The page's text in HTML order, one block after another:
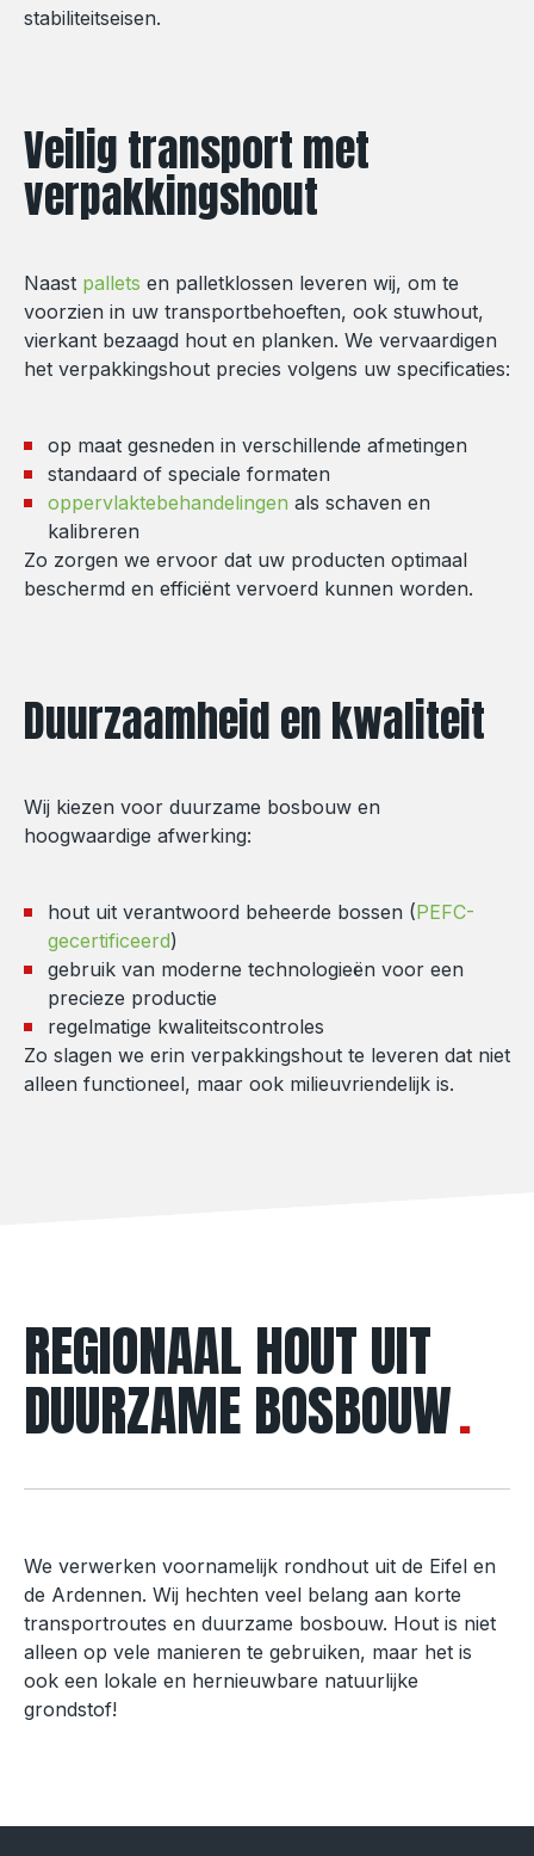
stabiliteitseisen.
Veilig transport met
verpakkingshout
Naast pallets en palletklossen leveren wij, om te
voorzien in uw transportbehoeften, ook stuwhout,
vierkant bezaagd hout en planken. We vervaardigen
het verpakkingshout precies volgens uw specificaties:
op maat gesneden in verschillende afmetingen
standaard of speciale formaten
oppervlaktebehandelingen als schaven en
kalibreren
Zo zorgen we ervoor dat uw producten optimaal
beschermd en efficiënt vervoerd kunnen worden.
Duurzaamheid en kwaliteit
Wij kiezen voor duurzame bosbouw en
hoogwaardige afwerking:
hout uit verantwoord beheerde bossen (PEFC-
gecertificeerd)
gebruik van moderne technologieën voor een
precieze productie
regelmatige kwaliteitscontroles
Zo slagen we erin verpakkingshout te leveren dat niet
alleen functioneel, maar ook milieuvriendelijk is.
REGIONAAL HOUT UIT
DUURZAME BOSBOUW
We verwerken voornamelijk rondhout uit de Eifel en
de Ardennen. Wij hechten veel belang aan korte
transportroutes en duurzame bosbouw. Hout is niet
alleen op vele manieren te gebruiken, maar het is
ook een lokale en hernieuwbare natuurlijke
grondstof!